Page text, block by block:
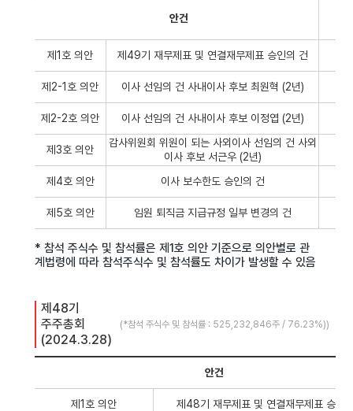
안건
제1호 의안 제49기 재무제표 및 연결재무제표 승인의 건
제2-1호 의안 이사 선임의 건 사내이사 후보 최원혁 (2년)
제2-2호 의안 이사 선임의 건 사내이사 후보 이정엽 (2년)
제3호 의안
감사위원회 위원이 되는 사외이사 선임의 건 사외
이사 후보 서근우 (2년)
제4호 의안 이사 보수한도 승인의 건
제5호 의안 임원 퇴직금 지급규정 일부 변경의 건
* 참석 주식수 및 참석률은 제1호 의안 기준으로 의안별로 관
계법령에 따라 참석주식수 및 참석률도 차이가 발생할 수 있음
제48기
주주총회
(2024.3.28)
(*참석 주식수 및 참석률 : 525,232,846주 / 76.23%))
안건
제1호 의안 제48기 재무제표 및 연결재무제표 승인